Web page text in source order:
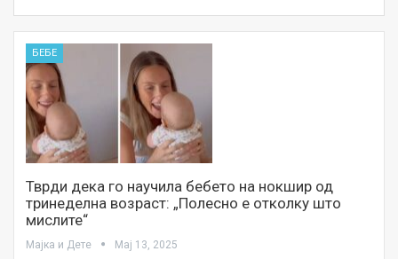
БЕБЕ
Тврди дека го научила бебето на нокшир од
тринеделна возраст: „Полесно е отколку што
мислите“
Мајка и Дете Мај 13, 2025